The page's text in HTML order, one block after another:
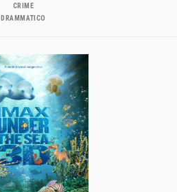
CRIME
DRAMMATICO